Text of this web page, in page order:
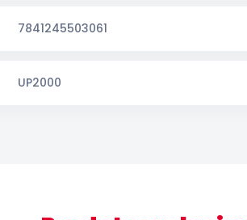
7841245503061
UP2000